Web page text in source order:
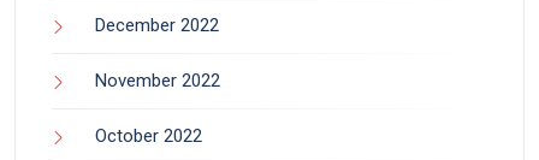
December 2022
November 2022
October 2022